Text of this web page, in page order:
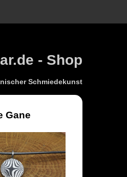
- Shop
Schmiedekunst
Gane